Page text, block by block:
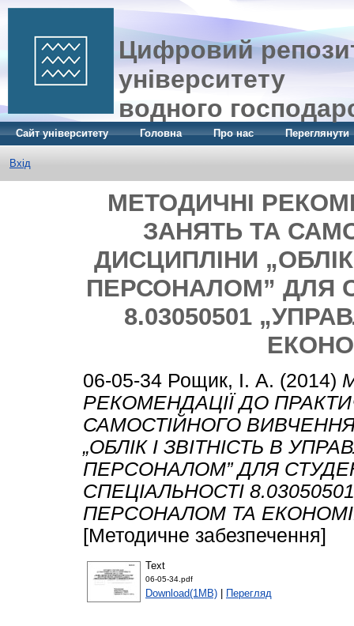
Цифровий
університету
водного
Сайт університету Головна Про нас Переглянути
Вхід
МЕТОДИЧНІ
ЗАНЯТЬ ТА
ДИСЦИПЛІНИ „ОБЛІК
ПЕРСОНАЛОМ” ДЛЯ
8.03050501
06-05-34 Рощик, І. А. (2014)
РЕКОМЕНДАЦІЇ ДО
САМОСТІЙНОГО
„ОБЛІК І ЗВІТНІСТЬ В
ПЕРСОНАЛОМ” ДЛЯ
СПЕЦІАЛЬНОСТІ
ПЕРСОНАЛОМ ТА
[Методичне забезпечення]
Text
06-05-34.pdf
Download(1MB) | Перегляд